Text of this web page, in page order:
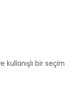
kullanışlı bir seçim